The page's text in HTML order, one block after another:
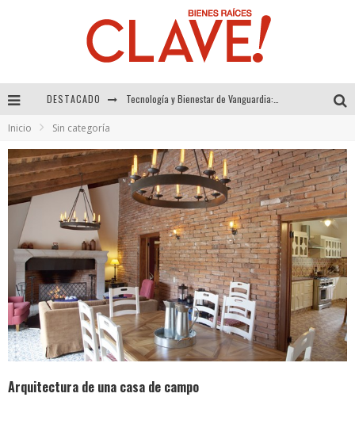
DESTACADO
Tecnología y Bienestar de Vanguardia: El Inodoro Inteligente Neotech de FV.
El Despertar de la Calidez: Acabados Dorados de FV para Elevar tu Espacio
Inicio Sin categoría
Arquitectura de una casa de campo